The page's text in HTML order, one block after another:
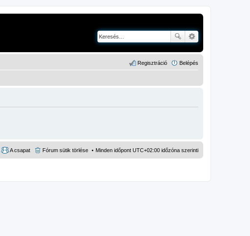
Belépés
Regisztráció
Minden időpont UTC+02:00 időzóna szerinti
Fórum sütik törlése
A csapat